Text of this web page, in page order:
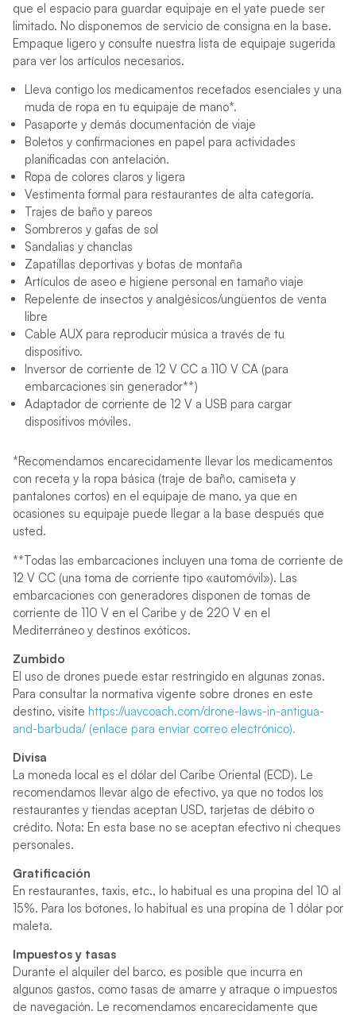
que el espacio para guardar equipaje en el yate puede ser
limitado. No disponemos de servicio de consigna en la base.
Empaque ligero y consulte nuestra lista de equipaje sugerida
para ver los artículos necesarios.
Lleva contigo los medicamentos recetados esenciales y una
muda de ropa en tu equipaje de mano*.
Pasaporte y demás documentación de viaje
Boletos y confirmaciones en papel para actividades
planificadas con antelación.
Ropa de colores claros y ligera
Vestimenta formal para restaurantes de alta categoría.
Trajes de baño y pareos
Sombreros y gafas de sol
Sandalias y chanclas
Zapatillas deportivas y botas de montaña
Artículos de aseo e higiene personal en tamaño viaje
Repelente de insectos y analgésicos/ungüentos de venta
libre
Cable AUX para reproducir música a través de tu
dispositivo.
Inversor de corriente de 12 V CC a 110 V CA (para
embarcaciones sin generador**)
Adaptador de corriente de 12 V a USB para cargar
dispositivos móviles.
*Recomendamos encarecidamente llevar los medicamentos
con receta y la ropa básica (traje de baño, camiseta y
pantalones cortos) en el equipaje de mano, ya que en
ocasiones su equipaje puede llegar a la base después que
usted.
**Todas las embarcaciones incluyen una toma de corriente de
12 V CC (una toma de corriente tipo «automóvil»). Las
embarcaciones con generadores disponen de tomas de
corriente de 110 V en el Caribe y de 220 V en el
Mediterráneo y destinos exóticos.
Zumbido
El uso de drones puede estar restringido en algunas zonas.
Para consultar la normativa vigente sobre drones en este
destino, visite https://uavcoach.com/drone-laws-in-antigua-
and-barbuda/ (enlace para enviar correo electrónico).
Divisa
La moneda local es el dólar del Caribe Oriental (ECD). Le
recomendamos llevar algo de efectivo, ya que no todos los
restaurantes y tiendas aceptan USD, tarjetas de débito o
crédito. Nota: En esta base no se aceptan efectivo ni cheques
personales.
Gratificación
En restaurantes, taxis, etc., lo habitual es una propina del 10 al
15%. Para los botones, lo habitual es una propina de 1 dólar por
maleta.
Impuestos y tasas
Durante el alquiler del barco, es posible que incurra en
algunos gastos, como tasas de amarre y atraque o impuestos
de navegación. Le recomendamos encarecidamente que